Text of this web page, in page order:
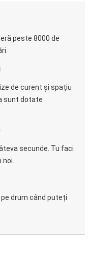
peste 8000 de
de curent și spațiu
sunt dotate
secunde. Tu faci
drum când puteți